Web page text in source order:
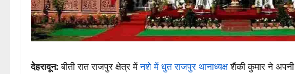
देहरादून: बीती रात राजपुर क्षेत्र मेंनशे में धुत राजपुर थानाध्यक्षशैंकी कुमार ने अपनी